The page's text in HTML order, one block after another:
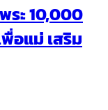
ระ 10,000
อแม่ เสริม